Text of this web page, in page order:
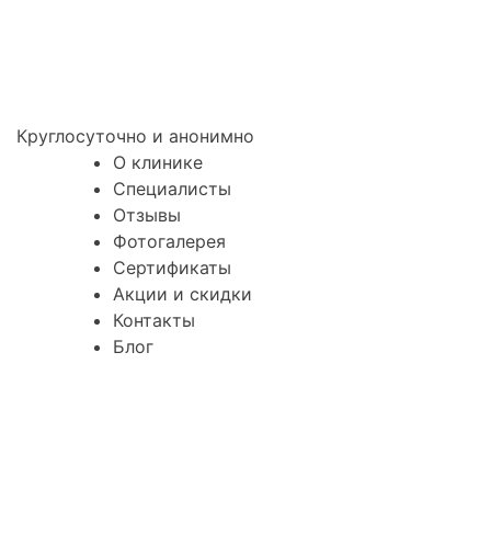
Круглосуточно и анонимно
О клинике
Специалисты
Отзывы
Фотогалерея
Сертификаты
Акции и скидки
Контакты
Блог